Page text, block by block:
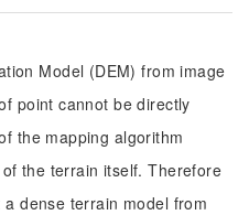
Model (DEM) from image
point cannot be directly
the mapping algorithm
the terrain itself. Therefore
dense terrain model from